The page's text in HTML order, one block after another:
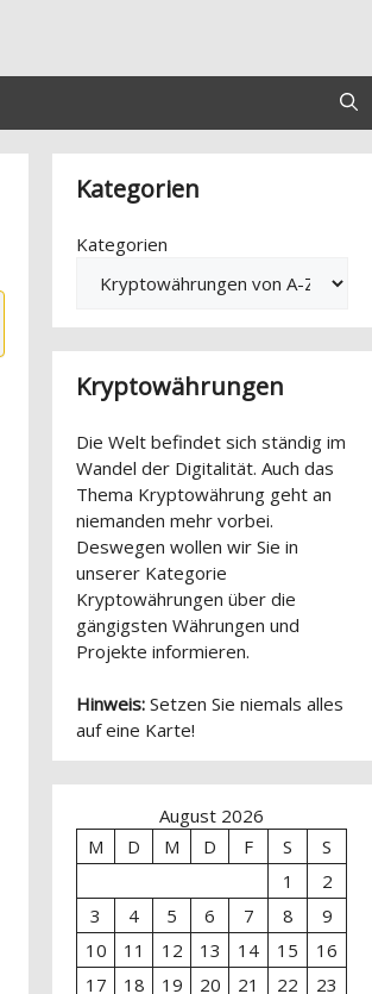
Kategorien
Kategorien
Kryptowährungen
Die Welt befindet sich ständig im
Wandel der Digitalität. Auch das
Thema Kryptowährung geht an
niemanden mehr vorbei.
Deswegen wollen wir Sie in
unserer Kategorie
Kryptowährungen über die
gängigsten Währungen und
Projekte informieren.
Hinweis: Setzen Sie niemals alles
auf eine Karte!
August 2026
M
D M D F S
S
1
2
3
4 5 6 7 8
9
10
11 12 13 14 15
16
17
18 19 20 21 22
23